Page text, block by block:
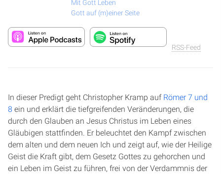
Mit Gott Leben
Gott auf (m)einer Seite
RSS-Feed
In dieser Predigt geht Christopher Kramp auf Römer 7 und
8 ein und erklärt die tiefgreifenden Veränderungen, die
durch den Glauben an Jesus Christus im Leben eines
Gläubigen stattfinden. Er beleuchtet den Kampf zwischen
dem alten und dem neuen Ich und zeigt auf, wie der Heilige
Geist die Kraft gibt, dem Gesetz Gottes zu gehorchen und
ein Leben im Geist zu führen, frei von der Verdammnis der